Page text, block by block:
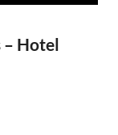
– Hotel